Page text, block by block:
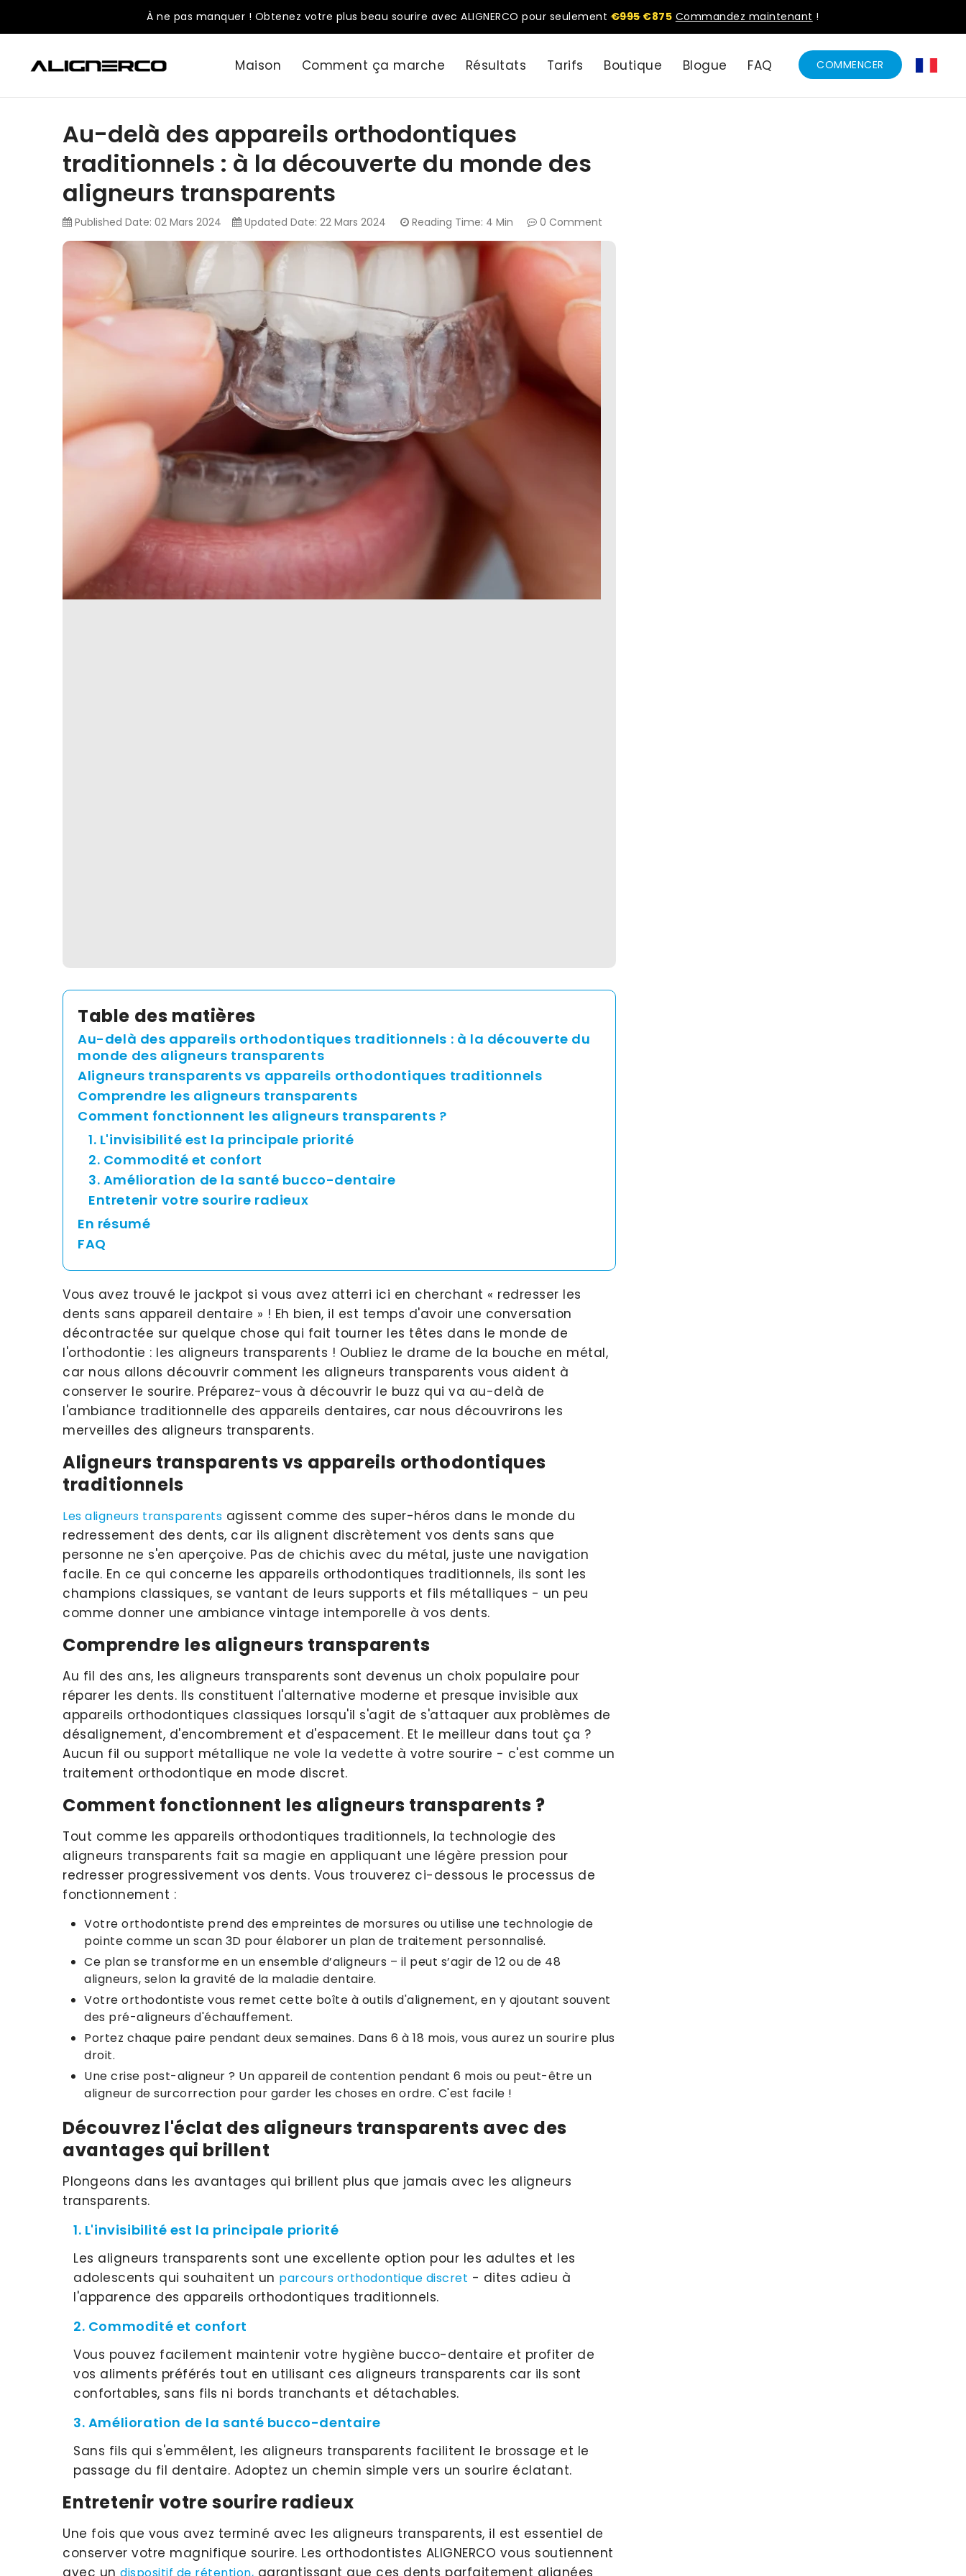
À ne pas manquer ! Obtenez votre plus beau sourire avec ALIGNERCO pour seulement€995€875 Commandez maintenant !
Maison Comment ça marche Résultats Tarifs Boutique Blogue FAQ COMMENCER
Au-delà des appareils orthodontiques
traditionnels : à la découverte du monde des
aligneurs transparents
Published Date: 02 Mars 2024 Updated Date: 22 Mars 2024 Reading Time: 4 Min 0 Comment
Table des matières
Au-delà des appareils orthodontiques traditionnels : à la découverte du
monde des aligneurs transparents
Aligneurs transparents vs appareils orthodontiques traditionnels
Comprendre les aligneurs transparents
Comment fonctionnent les aligneurs transparents ?
1. L'invisibilité est la principale priorité
2. Commodité et confort
3. Amélioration de la santé bucco-dentaire
Entretenir votre sourire radieux
En résumé
FAQ
Vous avez trouvé le jackpot si vous avez atterri ici en cherchant « redresser les
dents sans appareil dentaire » ! Eh bien, il est temps d'avoir une conversation
décontractée sur quelque chose qui fait tourner les têtes dans le monde de
l'orthodontie : les aligneurs transparents ! Oubliez le drame de la bouche en métal,
car nous allons découvrir comment les aligneurs transparents vous aident à
conserver le sourire. Préparez-vous à découvrir le buzz qui va au-delà de
l'ambiance traditionnelle des appareils dentaires, car nous découvrirons les
merveilles des aligneurs transparents.
Aligneurs transparents vs appareils orthodontiques
traditionnels
Les aligneurs transparents agissent comme des super-héros dans le monde du
redressement des dents, car ils alignent discrètement vos dents sans que
personne ne s'en aperçoive. Pas de chichis avec du métal, juste une navigation
facile. En ce qui concerne les appareils orthodontiques traditionnels, ils sont les
champions classiques, se vantant de leurs supports et fils métalliques - un peu
comme donner une ambiance vintage intemporelle à vos dents.
Comprendre les aligneurs transparents
Au fil des ans, les aligneurs transparents sont devenus un choix populaire pour
réparer les dents. Ils constituent l'alternative moderne et presque invisible aux
appareils orthodontiques classiques lorsqu'il s'agit de s'attaquer aux problèmes de
désalignement, d'encombrement et d'espacement. Et le meilleur dans tout ça ?
Aucun fil ou support métallique ne vole la vedette à votre sourire - c'est comme un
traitement orthodontique en mode discret.
Comment fonctionnent les aligneurs transparents ?
Tout comme les appareils orthodontiques traditionnels, la technologie des
aligneurs transparents fait sa magie en appliquant une légère pression pour
redresser progressivement vos dents. Vous trouverez ci-dessous le processus de
fonctionnement :
Votre orthodontiste prend des empreintes de morsures ou utilise une technologie de
pointe comme un scan 3D pour élaborer un plan de traitement personnalisé.
Ce plan se transforme en un ensemble d’aligneurs – il peut s’agir de 12 ou de 48
aligneurs, selon la gravité de la maladie dentaire.
Votre orthodontiste vous remet cette boîte à outils d'alignement, en y ajoutant souvent
des pré-aligneurs d'échauffement.
Portez chaque paire pendant deux semaines. Dans 6 à 18 mois, vous aurez un sourire plus
droit.
Une crise post-aligneur ? Un appareil de contention pendant 6 mois ou peut-être un
aligneur de surcorrection pour garder les choses en ordre. C'est facile !
Découvrez l'éclat des aligneurs transparents avec des
avantages qui brillent
Plongeons dans les avantages qui brillent plus que jamais avec les aligneurs
transparents.
1. L'invisibilité est la principale priorité
Les aligneurs transparents sont une excellente option pour les adultes et les
adolescents qui souhaitent un parcours orthodontique discret - dites adieu à
l'apparence des appareils orthodontiques traditionnels.
2. Commodité et confort
Vous pouvez facilement maintenir votre hygiène bucco-dentaire et profiter de
vos aliments préférés tout en utilisant ces aligneurs transparents car ils sont
confortables, sans fils ni bords tranchants et détachables.
3. Amélioration de la santé bucco-dentaire
Sans fils qui s'emmêlent, les aligneurs transparents facilitent le brossage et le
passage du fil dentaire. Adoptez un chemin simple vers un sourire éclatant.
Entretenir votre sourire radieux
Une fois que vous avez terminé avec les aligneurs transparents, il est essentiel de
conserver votre magnifique sourire. Les orthodontistes ALIGNERCO vous soutiennent
avec un
garantissant que ces dents parfaitement alignées